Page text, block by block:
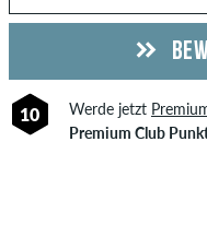
10 Werde jetzt
Premium Club